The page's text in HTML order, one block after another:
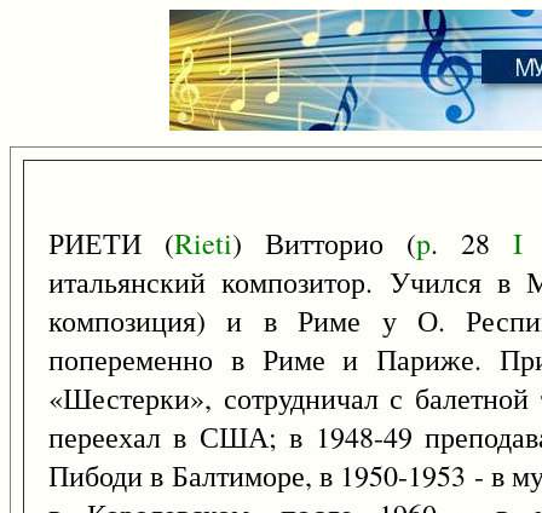
РИЕТИ (Rieti) Витторио (p. 28 I
итальянский композитор. Учился
композиция) и в Риме у О.
попеременно в Риме и Париже.
«Шестерки», сотрудничал с
переехал в США; в 1948-49
Пибоди в Балтиморе, в 1950-1953 - в